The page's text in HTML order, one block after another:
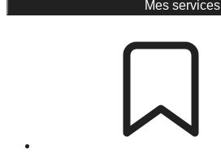
Mes services